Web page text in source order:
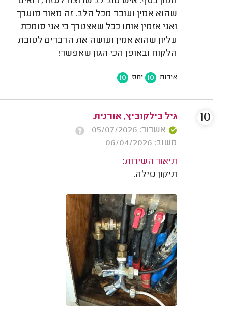
שהוא אמין ועובד מכל הלב. זה מאוד מוערך
ואני אזמין אותו ככל שאצטרך כי אני סומכת
עליון שהוא אמין ועושה את הדברים לטובת
הלקוח ובאופן הכי הגון שאפשר!
איכות 10 יחס 10
גיל בילקוביץ, אורנית.
אשרור: 05/07/2026
משוב: 06/04/2026
תיאור השירות:
תיקון נזילה.
10